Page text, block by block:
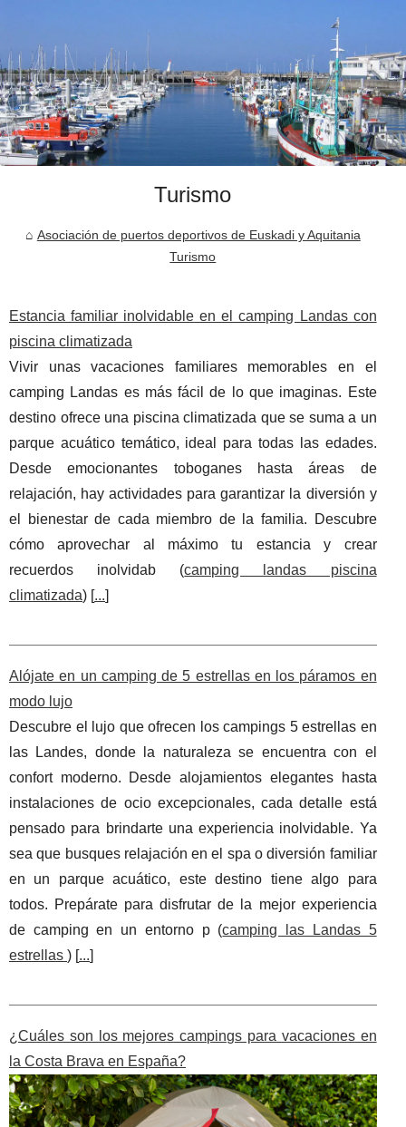
Turismo
Asociación de puertos deportivos de Euskadi y Aquitania
Turismo
Estancia familiar inolvidable en el camping Landas con
piscina climatizada
Vivir unas vacaciones familiares memorables en el
camping Landas es más fácil de lo que imaginas. Este
destino ofrece una piscina climatizada que se suma a un
parque acuático temático, ideal para todas las edades.
Desde emocionantes toboganes hasta áreas de
relajación, hay actividades para garantizar la diversión y
el bienestar de cada miembro de la familia. Descubre
cómo aprovechar al máximo tu estancia y crear
recuerdos inolvidab (camping landas piscina
climatizada) [...]
Alójate en un camping de 5 estrellas en los páramos en
modo lujo
Descubre el lujo que ofrecen los campings 5 estrellas en
las Landes, donde la naturaleza se encuentra con el
confort moderno. Desde alojamientos elegantes hasta
instalaciones de ocio excepcionales, cada detalle está
pensado para brindarte una experiencia inolvidable. Ya
sea que busques relajación en el spa o diversión familiar
en un parque acuático, este destino tiene algo para
todos. Prepárate para disfrutar de la mejor experiencia
de camping en un entorno p (camping las Landas 5
estrellas ) [...]
¿Cuáles son los mejores campings para vacaciones en
la Costa Brava en España?